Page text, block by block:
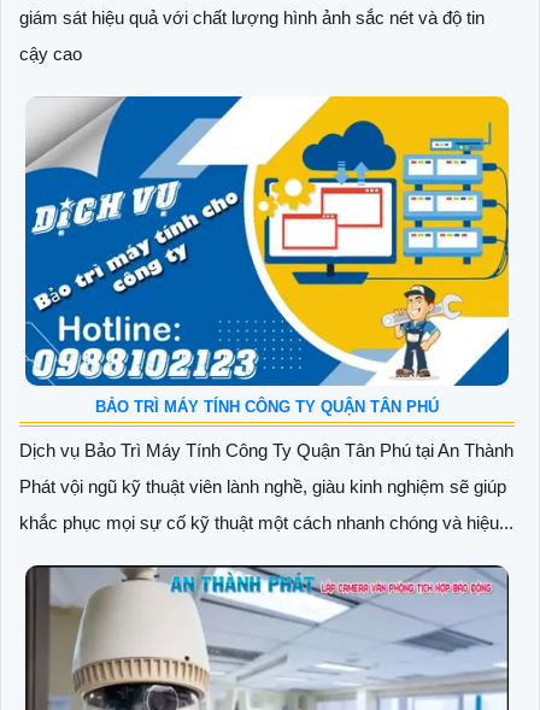
giám sát hiệu quả với chất lượng hình ảnh sắc nét và độ tin
cậy cao
BẢO TRÌ MÁY TÍNH CÔNG TY QUẬN TÂN PHÚ
Dịch vụ Bảo Trì Máy Tính Công Ty Quận Tân Phú tại An Thành
Phát vội ngũ kỹ thuật viên lành nghề, giàu kinh nghiệm sẽ giúp
khắc phục mọi sự cố kỹ thuật một cách nhanh chóng và hiệu...